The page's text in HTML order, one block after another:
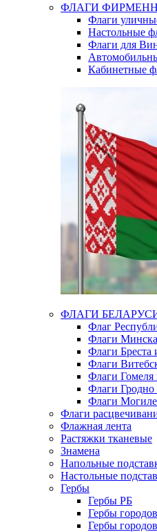
ФЛАГИ
Флаги
Настольные
Флаги для
Кабинетные
ФЛАГИ
Флаг
Флаги
Флаги Бреста
Флаги
Флаги Гомеля
Флаги Гродно
Флаги
Флаги
Флажная лента
Растяжки тканевые
Знамена
Напольные
Настольные
Гербы
Гербы РБ
Гербы
Гербы